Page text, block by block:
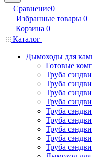
Сравнение0
Избранные товары 0
Корзина 0
Каталог
Дымоходы для
Готовые
Труба
Труба
Труба
Труба
Труба
Труба
Труба
Труба
Труба